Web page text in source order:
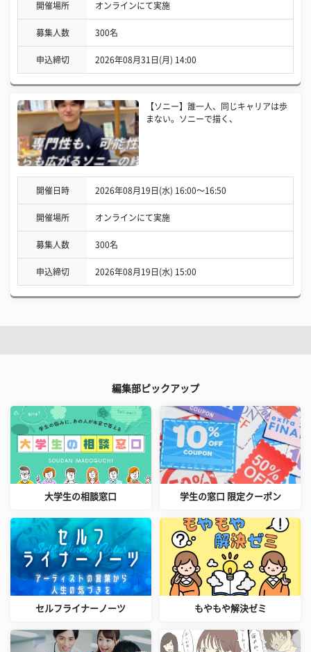
開催場所 オンラインにて実施
募集人数 300名
申込締切 2026年08月31日(月) 14:00
【ソニー】誰一人、同じキャリアは歩
まない。ソニーで描く、
開催日時 2026年08月19日(水) 16:00〜16:50
開催場所 オンラインにて実施
募集人数 300名
申込締切 2026年08月19日(水) 15:00
編集部ピックアップ
大学生の相談窓口 学生の窓口 限定クーポン
セルフライナーノーツ もやもや解決ゼミ